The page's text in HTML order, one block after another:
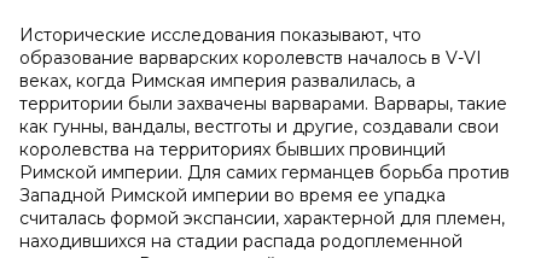
Исторические исследования показывают, что
образование варварских королевств началось в V-VI
веках, когда Римская империя развалилась, а
территории были захвачены варварами. Варвары, такие
как гунны, вандалы, вестготы и другие, создавали свои
королевства на территориях бывших провинций
Римской империи. Для самих германцев борьба против
Западной Римской империи во время ее упадка
считалась формой экспансии, характерной для племен,
находившихся на стадии распада родоплеменной